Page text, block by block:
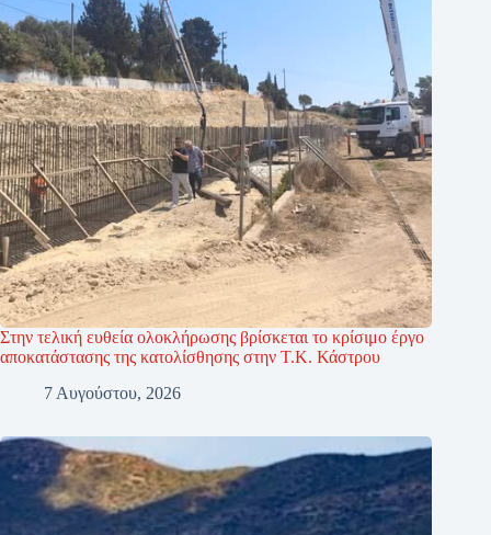
Στην τελική ευθεία ολοκλήρωσης βρίσκεται το κρίσιμο έργο
αποκατάστασης της κατολίσθησης στην Τ.Κ. Κάστρου
7 Αυγούστου, 2026